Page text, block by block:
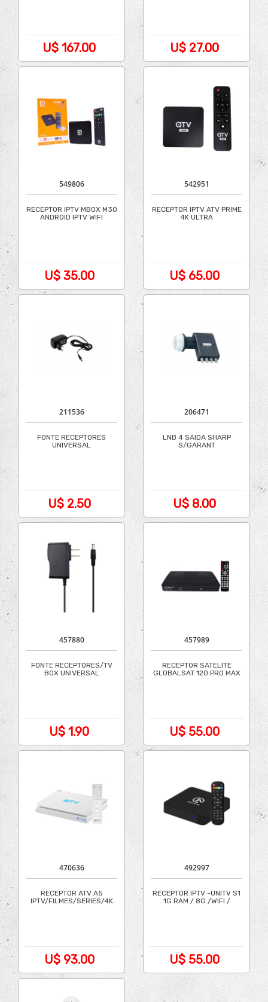
U$ 167.00 U$ 27.00
549806
RECEPTOR IPTV MBOX M30
ANDROID IPTV WIFI
U$ 35.00
542951
RECEPTOR IPTV ATV PRIME
4K ULTRA
U$ 65.00
211536
FONTE RECEPTORES
UNIVERSAL
U$ 2.50
206471
LNB 4 SAIDA SHARP
S/GARANT
U$ 8.00
457880
FONTE RECEPTORES/TV
BOX UNIVERSAL
U$ 1.90
457989
RECEPTOR SATELITE
GLOBALSAT 120 PRO MAX
U$ 55.00
470636
RECEPTOR ATV A5
IPTV/FILMES/SERIES/4K
U$ 93.00
492997
RECEPTOR IPTV -UNITV S1
1G RAM / 8G /WIFI /
U$ 55.00